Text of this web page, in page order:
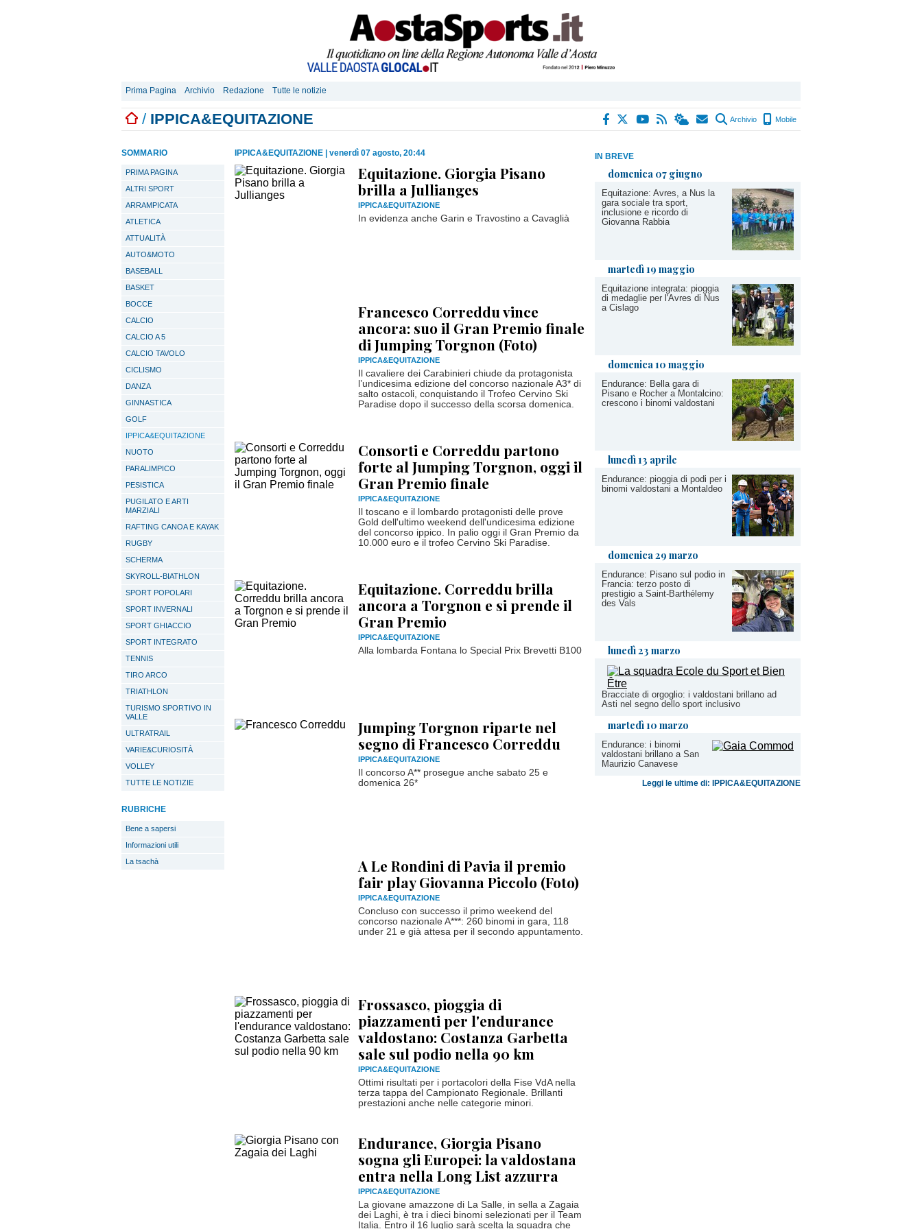
Prima Pagina Archivio Redazione Tutte le notizie
/ IPPICA&EQUITAZIONE Archivio Mobile
IN BREVE
domenica 07 giugno
Equitazione: Avres, a Nus la
gara sociale tra sport,
inclusione e ricordo di
Giovanna Rabbia
martedì 19 maggio
Equitazione integrata: pioggia
di medaglie per l'Avres di Nus
a Cislago
domenica 10 maggio
Endurance: Bella gara di
Pisano e Rocher a Montalcino:
crescono i binomi valdostani
lunedì 13 aprile
Endurance: pioggia di podi per i
binomi valdostani a Montaldeo
domenica 29 marzo
Endurance: Pisano sul podio in
Francia: terzo posto di
prestigio a Saint-Barthélemy
des Vals
lunedì 23 marzo
Bracciate di orgoglio: i valdostani brillano ad
Asti nel segno dello sport inclusivo
martedì 10 marzo
Endurance: i binomi
valdostani brillano a San
Maurizio Canavese
Leggi le ultime di: IPPICA&EQUITAZIONE
SOMMARIO
PRIMA PAGINA
ALTRI SPORT
ARRAMPICATA
ATLETICA
ATTUALITÀ
AUTO&MOTO
BASEBALL
BASKET
BOCCE
CALCIO
CALCIO A 5
CALCIO TAVOLO
CICLISMO
DANZA
GINNASTICA
GOLF
IPPICA&EQUITAZIONE
NUOTO
PARALIMPICO
PESISTICA
PUGILATO E ARTI
MARZIALI
RAFTING CANOA E KAYAK
RUGBY
SCHERMA
SKYROLL-BIATHLON
SPORT POPOLARI
SPORT INVERNALI
SPORT GHIACCIO
SPORT INTEGRATO
TENNIS
TIRO ARCO
TRIATHLON
TURISMO SPORTIVO IN
VALLE
ULTRATRAIL
VARIE&CURIOSITÀ
VOLLEY
TUTTE LE NOTIZIE
RUBRICHE
Bene a sapersi
Informazioni utili
La tsachà
IPPICA&EQUITAZIONE venerdì 07 agosto, 20:44
Equitazione. Giorgia Pisano
brilla a Jullianges
IPPICA&EQUITAZIONE
In evidenza anche Garin e Travostino a Cavaglià
Francesco Correddu vince
ancora: suo il Gran Premio finale
di Jumping Torgnon (Foto)
IPPICA&EQUITAZIONE
Il cavaliere dei Carabinieri chiude da protagonista
l’undicesima edizione del concorso nazionale A3* di
salto ostacoli, conquistando il Trofeo Cervino Ski
Paradise dopo il successo della scorsa domenica.
Consorti e Correddu partono
forte al Jumping Torgnon, oggi il
Gran Premio finale
IPPICA&EQUITAZIONE
Il toscano e il lombardo protagonisti delle prove
Gold dell'ultimo weekend dell'undicesima edizione
del concorso ippico. In palio oggi il Gran Premio da
10.000 euro e il trofeo Cervino Ski Paradise.
Equitazione. Correddu brilla
ancora a Torgnon e si prende il
Gran Premio
IPPICA&EQUITAZIONE
Alla lombarda Fontana lo Special Prix Brevetti B100
Jumping Torgnon riparte nel
segno di Francesco Correddu
IPPICA&EQUITAZIONE
Il concorso A** prosegue anche sabato 25 e
domenica 26*
A Le Rondini di Pavia il premio
fair play Giovanna Piccolo (Foto)
IPPICA&EQUITAZIONE
Concluso con successo il primo weekend del
concorso nazionale A***: 260 binomi in gara, 118
under 21 e già attesa per il secondo appuntamento.
Frossasco, pioggia di
piazzamenti per l'endurance
valdostano: Costanza Garbetta
sale sul podio nella 90 km
IPPICA&EQUITAZIONE
Ottimi risultati per i portacolori della Fise VdA nella
terza tappa del Campionato Regionale. Brillanti
prestazioni anche nelle categorie minori.
Endurance, Giorgia Pisano
sogna gli Europei: la valdostana
entra nella Long List azzurra
IPPICA&EQUITAZIONE
La giovane amazzone di La Salle, in sella a Zagaia
dei Laghi, è tra i dieci binomi selezionati per il Team
Italia. Entro il 16 luglio sarà scelta la squadra che